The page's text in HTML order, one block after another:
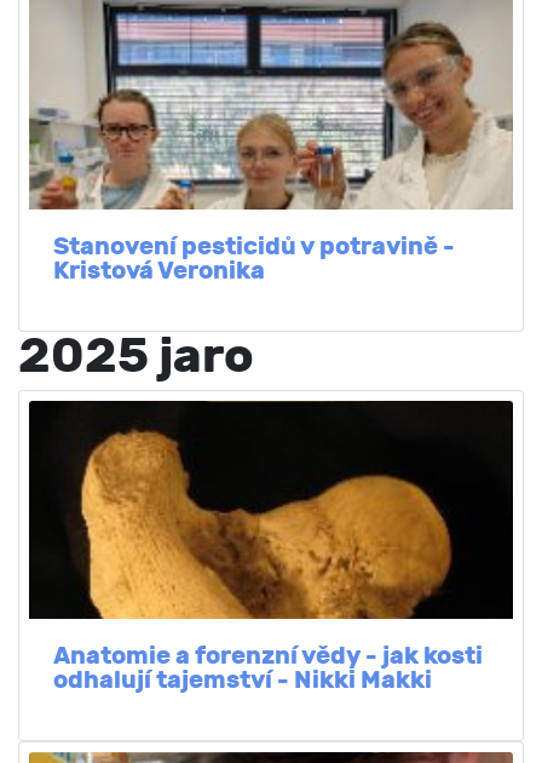
Stanovení pesticidů v potravině -
Kristová Veronika
2025 jaro
Anatomie a forenzní vědy - jak kosti
odhalují tajemství - Nikki Makki